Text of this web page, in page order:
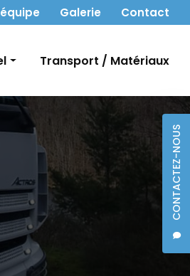
CONTACTEZ-NOUS
Galerie Contact
Transport / Matériaux